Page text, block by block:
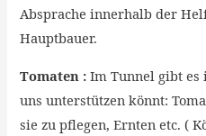
Absprache innerhalb der
Hauptbauer.
Tomaten :Im Tunnel gibt
uns unterstützen könnt:
sie zu pflegen, Ernten etc. (